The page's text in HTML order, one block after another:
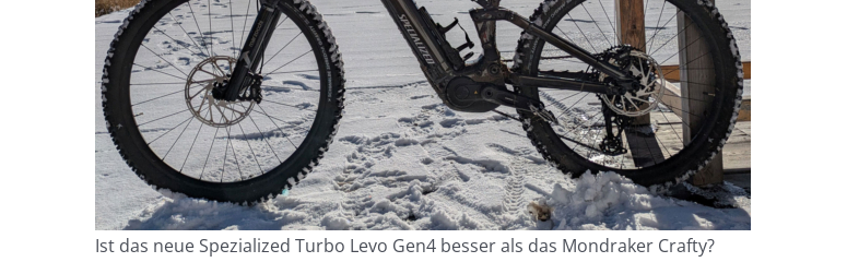
Ist das neue Spezialized Turbo Levo Gen4 besser als das Mondraker Crafty?